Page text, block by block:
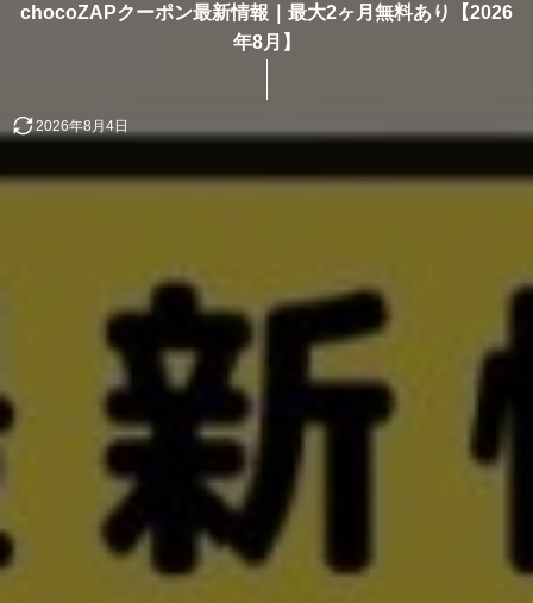
chocoZAPクーポン最新情報｜最大2ヶ月無料あり【2026
年8月】
2026年8月4日